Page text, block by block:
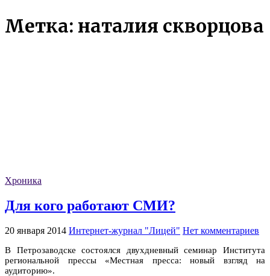
Метка: наталия скворцова
Хроника
Для кого работают СМИ?
20 января 2014 Интернет-журнал "Лицей" Нет комментариев
В Петрозаводске состоялся двухдневный семинар Института
региональной прессы «Местная пресса: новый взгляд на
аудиторию».